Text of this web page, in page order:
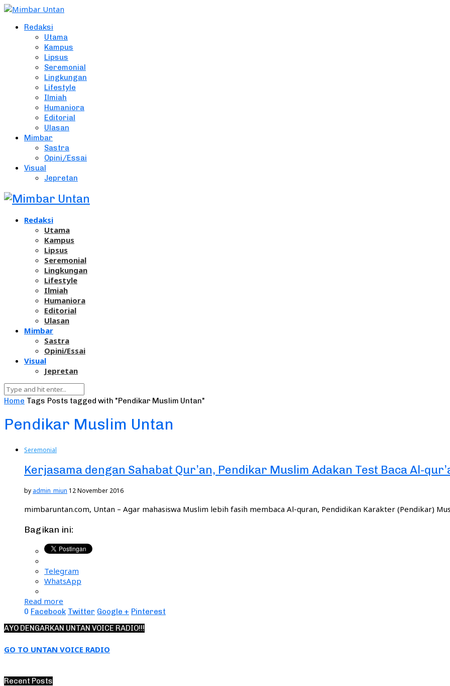
Redaksi
Utama
Kampus
Lipsus
Seremonial
Lingkungan
Lifestyle
Ilmiah
Humaniora
Editorial
Ulasan
Mimbar
Sastra
Opini/Essai
Visual
Jepretan
Redaksi
Utama
Kampus
Lipsus
Seremonial
Lingkungan
Lifestyle
Ilmiah
Humaniora
Editorial
Ulasan
Mimbar
Sastra
Opini/Essai
Visual
Jepretan
Home Tags Posts tagged with "Pendikar Muslim Untan"
Pendikar Muslim Untan
Seremonial
Kerjasama dengan Sahabat Qur’an, Pendikar Muslim Adakan Test Baca Al-
by admin_miun 12 November 2016
mimbaruntan.com, Untan – Agar mahasiswa Muslim lebih fasih membaca Al-quran, Pendidikan Karakter (Pendikar)
Bagikan ini:
Telegram
WhatsApp
Read more
0 Facebook Twitter Google + Pinterest
AYO DENGARKAN UNTAN VOICE RADIO!!!
GO TO UNTAN VOICE RADIO
Recent Posts